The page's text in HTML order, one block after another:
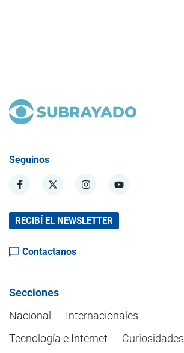
Seguinos
RECIBÍ EL NEWSLETTER
Contactanos
Secciones
Nacional
Internacionales
Tecnología e Internet
Curiosidades